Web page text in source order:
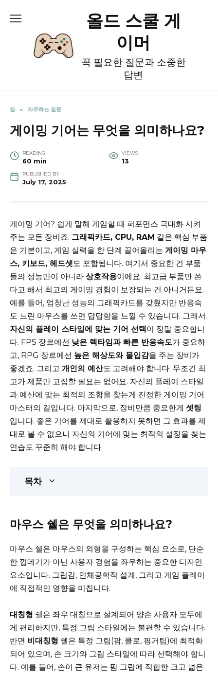
올드 스쿨 게
이머
꼭 필요한 질문과 소중한
답변
집 » 자주하는 질문
게이밍 기어는 무엇을 의미하나요?
READING
60 min
VIEWS
13
PUBLISHED BY
July 17, 2025
게이밍 기어? 쉽게 말해 게임할 때 퍼포먼스 극대화 시켜
주는 모든 장비죠. 그래픽카드, CPU, RAM 같은 핵심 부품
은 기본이고, 게임 실력을 한 단계 끌어올리는 게이밍 마우
스, 키보드, 헤드셋 도 포함됩니다. 여기서 중요한 건 부품
들의 성능만이 아니라 상호작용이에요. 최고급 부품만 쓴
다고 해서 최고의 게이밍 경험이 보장되는 건 아니거든요.
예를 들어, 엄청난 성능의 그래픽카드를 갖췄지만 반응속
도 느린 마우스를 쓰면 답답함을 느낄 수 있습니다. 그래서
자신의 플레이 스타일에 맞는 기어 선택이 정말 중요합니
다. FPS 장르에선 낮은 렉타임과 빠른 반응속도가 중요하
고, RPG 장르에선 높은 해상도와 몰입감을 주는 장비가
좋겠죠. 그리고 개인의 예산도 고려해야 합니다. 무조건 최
고가 제품만 고집할 필요는 없어요. 자신의 플레이 스타일
과 예산에 맞는 최적의 조합을 찾는게 진정한 게이밍 기어
마스터의 길입니다. 마지막으로, 장비만큼 중요한게 셋팅
입니다. 좋은 기어를 제대로 활용하지 못하면 그 효과를 제
대로 볼 수 없으니 자신의 기어에 맞는 최적의 설정을 찾는
연습도 꾸준히 해야 합니다.
목차
마우스 쉘은 무엇을 의미하나요?
마우스 쉘은 마우스의 외형을 구성하는 핵심 요소로, 단순
한 껍데기가 아닌 사용자 경험을 좌우하는 중요한 디자인
요소입니다. 그립감, 인체공학적 설계, 그리고 게임 플레이
에 직접적인 영향을 미칩니다.
대칭형 쉘은 좌우 대칭으로 설계되어 양손 사용자 모두에
게 편리하지만, 특정 그립 스타일에는 불편할 수 있습니다.
반면 비대칭형 쉘은 특정 그립(팜, 클로, 핑거팁)에 최적화
되어 있으며, 손 크기와 그립 스타일에 따라 선택해야 합니
다. 예를 들어, 손이 큰 유저는 팜 그립에 적합한 크고 넓은